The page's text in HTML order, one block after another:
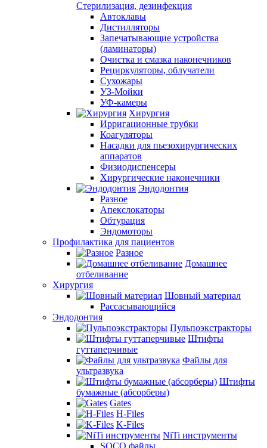
Стерилизация, дезинфекция
Автоклавы
Дистилляторы
Запечатывающие устройства
(ламинаторы)
Очистка и смазка наконечников
Рециркуляторы, облучатели
Сухожары
УЗ-Мойки
УФ-камеры
Хирургия
Ирригационные трубки
Коагуляторы
Насадки для пьезохирургических
аппаратов
Физиодиспенсеры
Хирургические наконечники
Эндодонтия
Разное
Апекслокаторы
Обтурация
Эндомоторы
Профилактика для пациентов
Разное
Домашнее
отбеливание
Хирургия
Шовный материал
Рассасывающийся
Эндодонтия
Пульпоэкстракторы
Штифты
гуттаперчивые
Файлы для
ультразвука
Штифты
бумажные (абсорберы)
Gates
H-Files
K-Files
NiTi инструменты
SOCO файлы